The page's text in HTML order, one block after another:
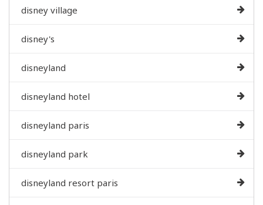
disney village
disney's
disneyland
disneyland hotel
disneyland paris
disneyland park
disneyland resort paris